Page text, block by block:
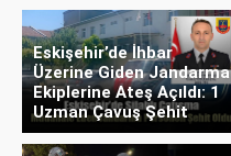
Eskişehir’de İhbar
Üzerine Giden Jandarma
Ekiplerine Ateş Açıldı: 1
Uzman Çavuş Şehit